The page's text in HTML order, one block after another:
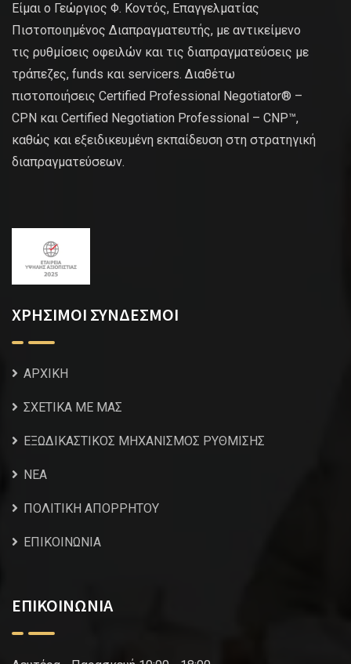
Είμαι ο Γεώργιος Φ. Κοντός, Επαγγελματίας
Πιστοποιημένος Διαπραγματευτής, με αντικείμενο
τις ρυθμίσεις οφειλών και τις διαπραγματεύσεις με
τράπεζες, funds και servicers. Διαθέτω
πιστοποιήσεις Certified Professional Negotiator® –
CPN και Certified Negotiation Professional – CNP™,
καθώς και εξειδικευμένη εκπαίδευση στη στρατηγική
διαπραγματεύσεων.
ΧΡΗΣΙΜΟΙ ΣΥΝΔΕΣΜΟΙ
ΑΡΧΙΚΗ
ΣΧΕΤΙΚΑ ΜΕ ΜΑΣ
ΕΞΩΔΙΚΑΣΤΙΚΟΣ ΜΗΧΑΝΙΣΜΟΣ ΡΥΘΜΙΣΗΣ
NEA
ΠΟΛΙΤΙΚΗ ΑΠΟΡΡΗΤΟΥ
ΕΠΙΚΟΙΝΩΝΙΑ
ΕΠΙΚΟΙΝΩΝΙΑ